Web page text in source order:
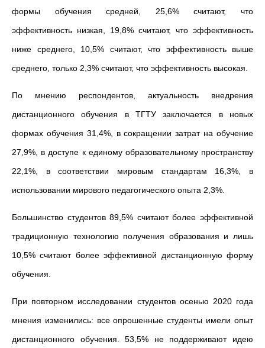
формы обучения средней, 25,6% считают, что
эффективность низкая, 19,8% считают, что эффективность
ниже среднего, 10,5% считают, что эффективность выше
среднего, только 2,3% считают, что эффективность высокая.
По мнению респондентов, актуальность внедрения
дистанционного обучения в ТГТУ заключается в новых
формах обучения 31,4%, в сокращении затрат на обучение
27,9%, в доступе к единому образовательному пространству
22,1%, в соответствии мировым стандартам 16,3%, в
использовании мирового педагогического опыта 2,3%.
Большинство студентов 89,5% считают более эффективной
традиционную технологию получения образования и лишь
10,5% считают более эффективной дистанционную форму
обучения.
При повторном исследовании студентов осенью 2020 года
мнения изменились: все опрошенные студенты имели опыт
дистанционного обучения. 53,5% не поддерживают идею